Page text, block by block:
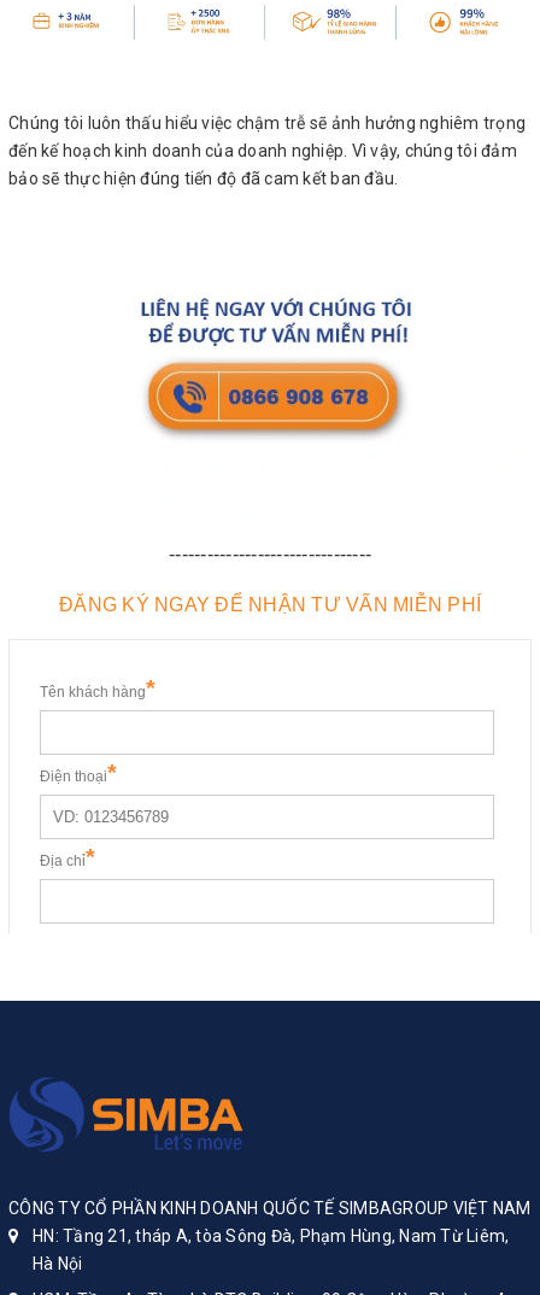
Chúng tôi luôn thấu hiểu việc chậm trễ sẽ ảnh hưởng nghiêm trọng
đến kế hoạch kinh doanh của doanh nghiệp. Vì vậy, chúng tôi đảm
bảo sẽ thực hiện đúng tiến độ đã cam kết ban đầu.
--------------------------------
ĐĂNG KÝ NGAY ĐỂ NHẬN TƯ VẤN MIỄN PHÍ
CÔNG TY CỔ PHẦN KINH DOANH QUỐC TẾ SIMBAGROUP VIỆT NAM
HN: Tầng 21, tháp A, tòa Sông Đà, Phạm Hùng, Nam Từ Liêm,
Hà Nội